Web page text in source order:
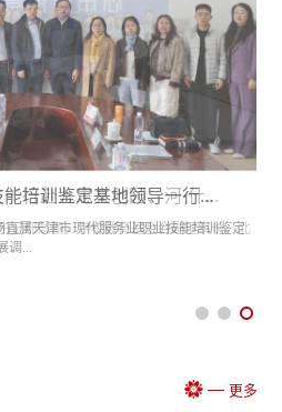
培训鉴定基地领导一行...
属天津市现代服务业职业技能培训鉴定
调...
员会主席一行来访我校
校务委员会主席May Phu Pwint Soe博士
...
行赴九思文创园、河·什...
记邢慧丽，学校教育基金会副理事长、北
...
培训鉴定基地领导一行...
属天津市现代服务业职业技能培训鉴定
调...
员会主席一行来访我校
校务委员会主席May Phu Pwint Soe博士
...
更多